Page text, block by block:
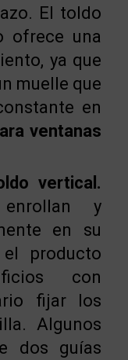
El toldo
ofrece una
ya que
muelle que
en
ventanas
vertical.
y
en su
producto
con
fijar los
Algunos
dos guías